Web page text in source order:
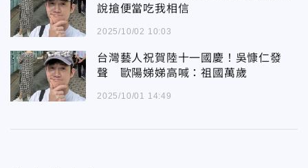
說搶便當吃我相信
2025/10/02 10:03
台灣藝人祝賀陸十一國慶！吳慷仁發
聲 歐陽娣娣高喊：祖國萬歲
2025/10/01 14:49